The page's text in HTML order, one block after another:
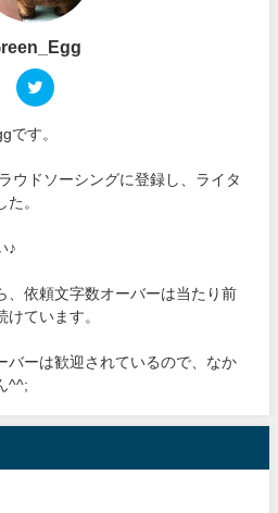
です。
ウドソーシングに登録し、ライタ
た。
♪
、依頼文字数オーバーは当たり前
けています。
バーは歓迎されているので、なか
^^;